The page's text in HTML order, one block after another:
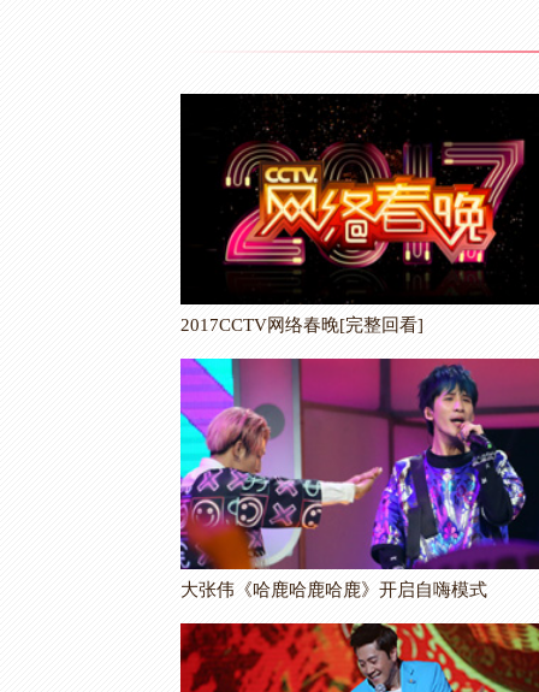
2017CCTV网络春晚[完整回看]
大张伟《哈鹿哈鹿哈鹿》开启自嗨模式